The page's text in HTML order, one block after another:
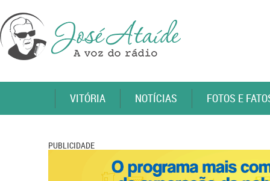
VITÓRIA NOTÍCIAS FOTOS E
PUBLICIDADE